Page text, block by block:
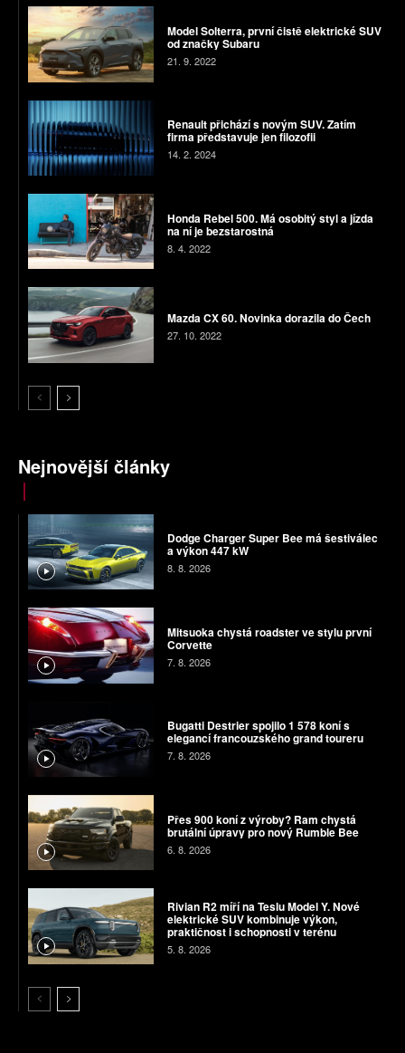
Model Solterra, první čistě elektrické SUV
od značky Subaru
21. 9. 2022
Renault přichází s novým SUV. Zatím
firma představuje jen filozofii
14. 2. 2024
Honda Rebel 500. Má osobitý styl a jízda
na ní je bezstarostná
8. 4. 2022
Mazda CX 60. Novinka dorazila do Čech
27. 10. 2022
Nejnovější články
Dodge Charger Super Bee má šestiválec
a výkon 447 kW
8. 8. 2026
Mitsuoka chystá roadster ve stylu první
Corvette
7. 8. 2026
Bugatti Destrier spojilo 1 578 koní s
elegancí francouzského grand toureru
7. 8. 2026
Přes 900 koní z výroby? Ram chystá
brutální úpravy pro nový Rumble Bee
6. 8. 2026
Rivian R2 míří na Teslu Model Y. Nové
elektrické SUV kombinuje výkon,
praktičnost i schopnosti v terénu
5. 8. 2026